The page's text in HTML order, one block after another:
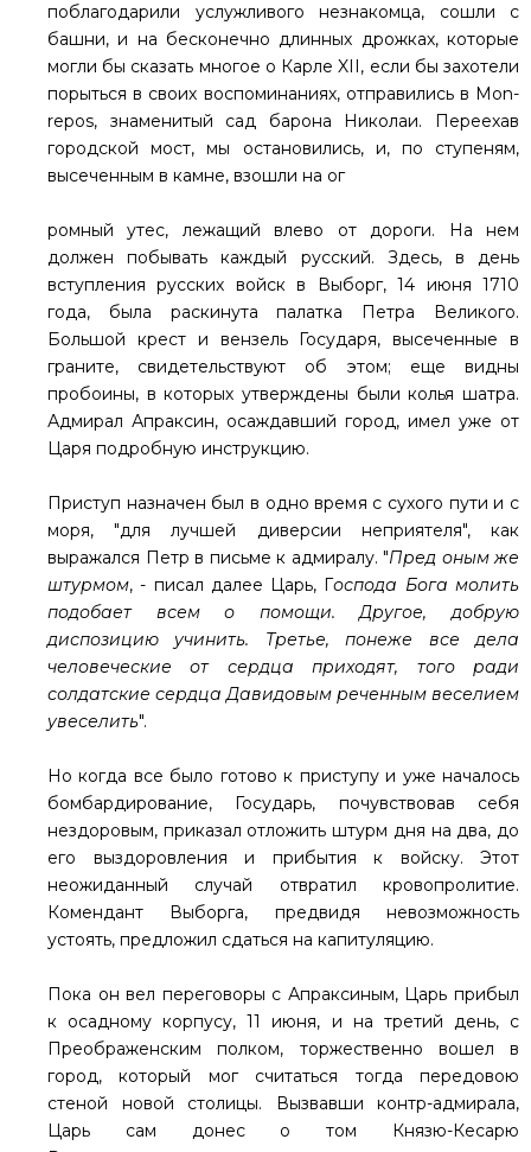
поблагодарили услужливого незнакомца, сошли с
башни, и на бесконечно длинных дрожках, которые
могли бы сказать многое о Карле XII, если бы захотели
порыться в своих воспоминаниях, отправились в Mon-
repos, знаменитый сад барона Николаи. Переехав
городской мост, мы остановились, и, по ступеням,
высеченным в камне, взошли на ог
ромный утес, лежащий влево от дороги. На нем
должен побывать каждый русский. Здесь, в день
вступления русских войск в Выборг, 14 июня 1710
года, была раскинута палатка Петра Великого.
Большой крест и вензель Государя, высеченные в
граните, свидетельствуют об этом; еще видны
пробоины, в которых утверждены были колья шатра.
Адмирал Апраксин, осаждавший город, имел уже от
Царя подробную инструкцию.
Приступ назначен был в одно время с сухого пути и с
моря, "для лучшей диверсии неприятеля", как
выражался Петр в письме к адмиралу. "Пред оным же
штурмом, - писал далее Царь, Господа Бога молить
подобает всем о помощи. Другое, добрую
диспозицию учинить. Третье, понеже все дела
человеческие от сердца приходят, того ради
солдатские сердца Давидовым реченным веселием
увеселить".
Но когда все было готово к приступу и уже началось
бомбардирование, Государь, почувствовав себя
нездоровым, приказал отложить штурм дня на два, до
его выздоровления и прибытия к войску. Этот
неожиданный случай отвратил кровопролитие.
Комендант Выборга, предвидя невозможность
устоять, предложил сдаться на капитуляцию.
Пока он вел переговоры с Апраксиным, Царь прибыл
к осадному корпусу, 11 июня, и на третий день, с
Преображенским полком, торжественно вошел в
город, который мог считаться тогда передовою
стеной новой столицы. Вызвавши контр-адмирала,
Царь сам донес о том Князю-Кесарю